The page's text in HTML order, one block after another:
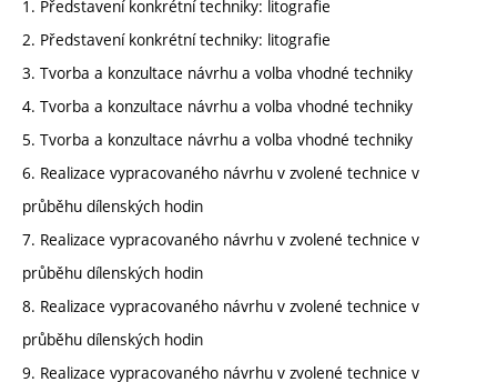
1. Představení konkrétní techniky: litografie
2. Představení konkrétní techniky: litografie
3. Tvorba a konzultace návrhu a volba vhodné techniky
4. Tvorba a konzultace návrhu a volba vhodné techniky
5. Tvorba a konzultace návrhu a volba vhodné techniky
6. Realizace vypracovaného návrhu v zvolené technice v
průběhu dílenských hodin
7. Realizace vypracovaného návrhu v zvolené technice v
průběhu dílenských hodin
8. Realizace vypracovaného návrhu v zvolené technice v
průběhu dílenských hodin
9. Realizace vypracovaného návrhu v zvolené technice v